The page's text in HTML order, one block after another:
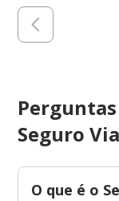
Seguro
O que é o